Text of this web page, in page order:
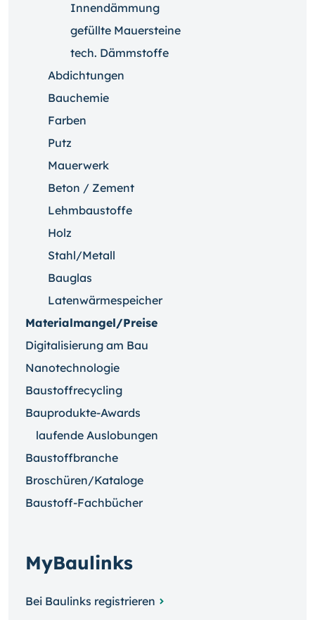
Innendämmung
gefüllte Mauersteine
tech. Dämmstoffe
Abdichtungen
Bauchemie
Farben
Putz
Mauerwerk
Beton / Zement
Lehmbaustoffe
Holz
Stahl/Metall
Bauglas
Latenwärmespeicher
Materialmangel/Preise
Digitalisierung am Bau
Nanotechnologie
Baustoffrecycling
Bauprodukte-Awards
laufende Auslobungen
Baustoffbranche
Broschüren/Kataloge
Baustoff-Fachbücher
MyBaulinks
Bei Baulinks registrieren